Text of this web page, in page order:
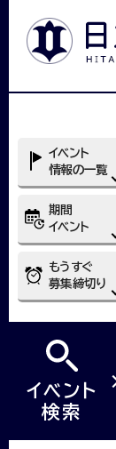
イベント
情報の一覧
期間
イベント
もうすぐ
募集締切り
イベント
検索